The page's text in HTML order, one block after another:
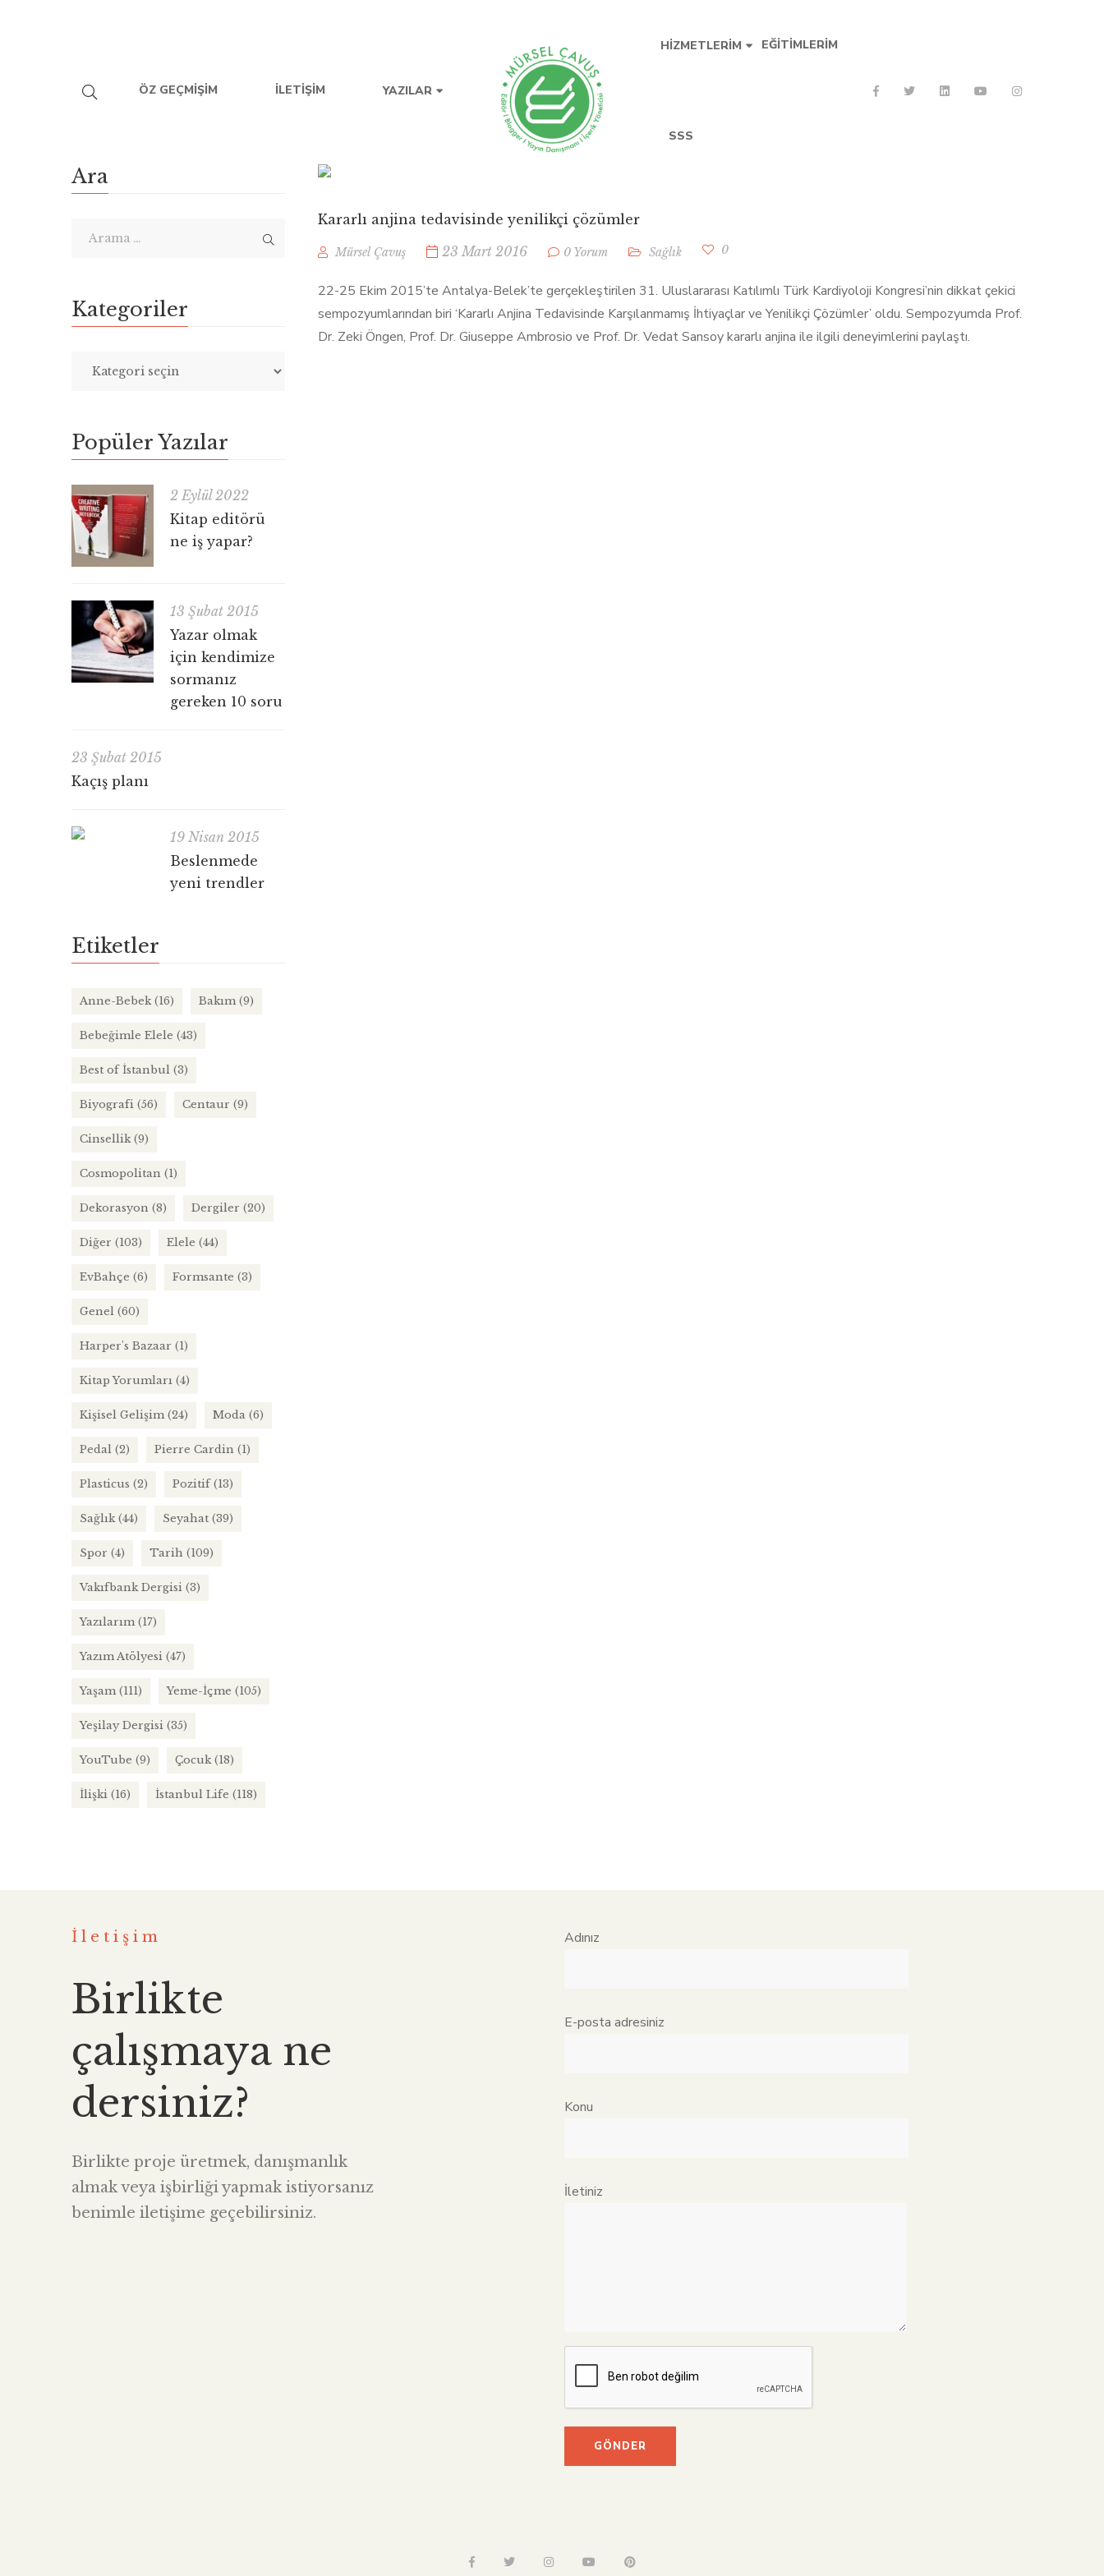
ÖZ GEÇMIŞIM İLETIŞIM YAZILAR
HIZMETLERIM EĞITIMLERIM
SSS
Kararlı anjina tedavisinde yenilikçi çözümler
Mürsel Çavuş 23 Mart 2016 0 Yorum Sağlık 0
22-25 Ekim 2015’te Antalya-Belek’te gerçekleştirilen 31. Uluslararası Katılımlı Türk Kardiyoloji Kongresi’nin dikkat çekici
sempozyumlarından biri ‘Kararlı Anjina Tedavisinde Karşılanmamış İhtiyaçlar ve Yenilikçi Çözümler’ oldu. Sempozyumda Prof.
Dr. Zeki Öngen, Prof. Dr. Giuseppe Ambrosio ve Prof. Dr. Vedat Sansoy kararlı anjina ile ilgili deneyimlerini paylaştı.
Ara
Kategoriler
Popüler Yazılar
2 Eylül 2022
Kitap editörü
ne iş yapar?
13 Şubat 2015
Yazar olmak
için kendimize
sormanız
gereken 10 soru
23 Şubat 2015
Kaçış planı
19 Nisan 2015
Beslenmede
yeni trendler
Etiketler
Anne-Bebek(16) Bakım (9)
Bebeğimle Elele (43)
Best of İstanbul (3)
Biyografi (56) Centaur (9)
Cinsellik(9)
Cosmopolitan (1)
Dekorasyon (8) Dergiler (20)
Diğer (103) Elele (44)
EvBahçe (6) Formsante (3)
Genel (60)
Harper's Bazaar (1)
Kitap Yorumları (4)
Kişisel Gelişim (24) Moda (6)
Pedal (2) Pierre Cardin (1)
Plasticus (2) Pozitif(13)
Sağlık(44) Seyahat (39)
Spor (4) Tarih (109)
Vakıfbank Dergisi (3)
Yazılarım (17)
Yazım Atölyesi (47)
Yaşam (111) Yeme-İçme (105)
Yeşilay Dergisi (35)
YouTube (9) Çocuk(18)
İlişki (16) İstanbul Life (118)
İletişim
Birlikte
çalışmaya ne
dersiniz?
Birlikte proje üretmek, danışmanlık
almak veya işbirliği yapmak istiyorsanız
benimle iletişime geçebilirsiniz.
Adınız
E-posta adresiniz
Konu
İletiniz